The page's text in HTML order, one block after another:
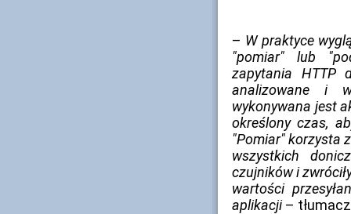
– W praktyce
"pomiar" lub
zapytania HTTP
analizowane i
wykonywana jest
określony czas,
"Pomiar" korzysta
wszystkich
czujników i
wartości
aplikacji–